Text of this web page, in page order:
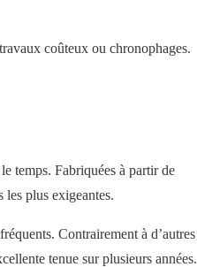
coûteux ou chronophages.
temps. Fabriquées à partir de
plus exigeantes.
Contrairement à d’autres
tenue sur plusieurs années.